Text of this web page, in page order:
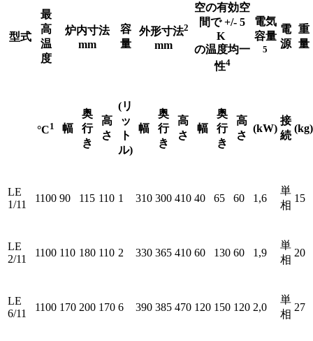
型式
最
高
温
度
炉内寸法
mm
容
量
外形寸法2
mm
空の有効空
間で +/- 5
K
の温度均一
性4
電気
容量
5
電
源
重
量
°C1 幅
奥
行
き
高
さ
(リ
ッ
ト
ル)
幅
奥
行
き
高
さ
幅
奥
行
き
高
さ
(kW)
接
続
(kg)
LE
1/11
1100 90 115 110 1 310 300 410 40 65 60 1,6
単
相
15
LE
2/11
1100 110 180 110 2 330 365 410 60 130 60 1,9
単
相
20
LE
6/11
1100 170 200 170 6 390 385 470 120 150 120 2,0
単
相
27